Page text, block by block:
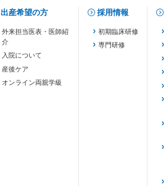
出産希望の方
外来担当医表・医師紹
介
入院について
産後ケア
オンライン両親学級
採用情報
初期臨床研修
専門研修